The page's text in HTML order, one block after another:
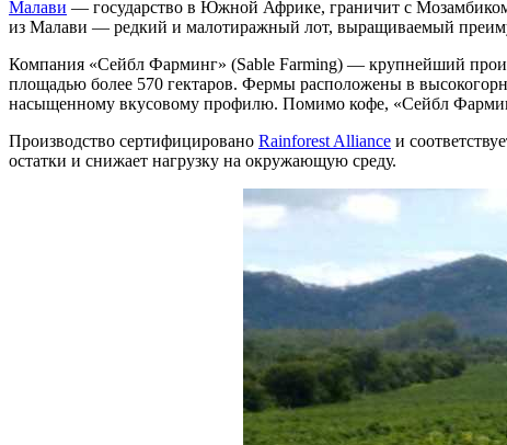
Малави — государство в Южной Африке, граничит с
из Малави — редкий и малотиражный лот, выращиваемый
Компания «Сейбл Фарминг» (Sable Farming) — крупнейший
площадью более 570 гектаров. Фермы расположены в
насыщенному вкусовому профилю. Помимо кофе, «Сейбл
Производство сертифицировано Rainforest Alliance и
остатки и снижает нагрузку на окружающую среду.